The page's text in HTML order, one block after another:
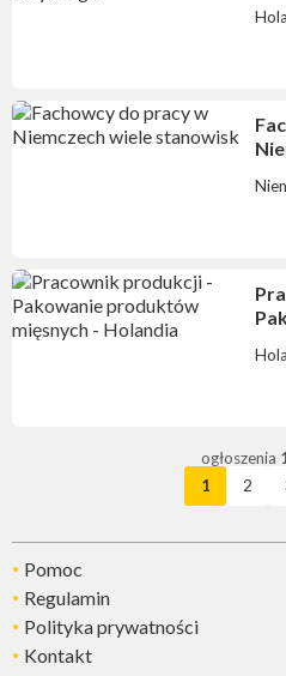
ogłoszenia
1
2
Pomoc
Regulamin
Polityka prywatności
Kontakt